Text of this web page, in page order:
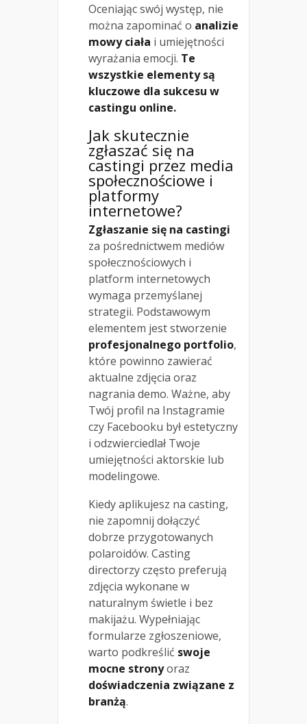
Oceniając swój występ, nie
można zapominać o analizie
mowy ciała i umiejętności
wyrażania emocji. Te
wszystkie elementy są
kluczowe dla sukcesu w
castingu online.
Jak skutecznie
zgłaszać się na
castingi przez media
społecznościowe i
platformy
internetowe?
Zgłaszanie się na castingi
za pośrednictwem mediów
społecznościowych i
platform internetowych
wymaga przemyślanej
strategii. Podstawowym
elementem jest stworzenie
profesjonalnego portfolio,
które powinno zawierać
aktualne zdjęcia oraz
nagrania demo. Ważne, aby
Twój profil na Instagramie
czy Facebooku był estetyczny
i odzwierciedlał Twoje
umiejętności aktorskie lub
modelingowe.
Kiedy aplikujesz na casting,
nie zapomnij dołączyć
dobrze przygotowanych
polaroidów. Casting
directorzy często preferują
zdjęcia wykonane w
naturalnym świetle i bez
makijażu. Wypełniając
formularze zgłoszeniowe,
warto podkreślić swoje
mocne stronyoraz
doświadczenia związane z
branżą.